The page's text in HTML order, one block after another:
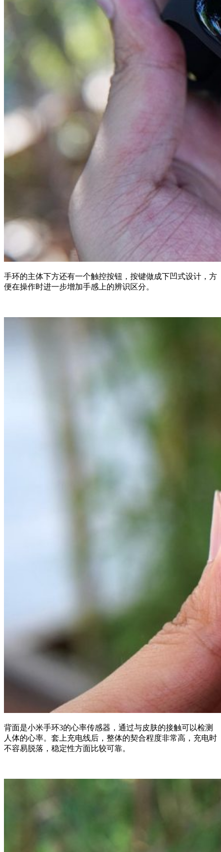
手环的主体下方还有一个触控按钮，按键做成下凹式设计，方
便在操作时进一步增加手感上的辨识区分。
背面是小米手环3的心率传感器，通过与皮肤的接触可以检测
人体的心率。套上充电线后，整体的契合程度非常高，充电时
不容易脱落，稳定性方面比较可靠。